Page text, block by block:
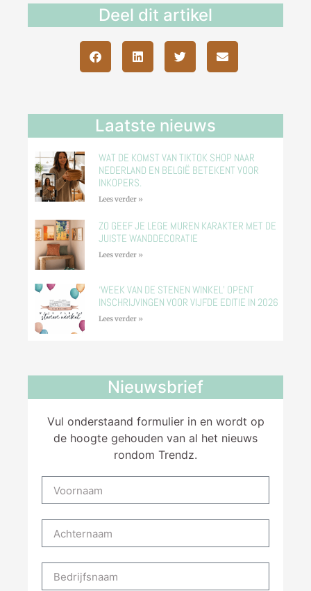
Deel dit artikel
Laatste nieuws
WAT DE KOMST VAN TIKTOK SHOP NAAR
NEDERLAND EN BELGIË BETEKENT VOOR
INKOPERS.
Lees verder »
ZO GEEF JE LEGE MUREN KARAKTER MET DE
JUISTE WANDDECORATIE
Lees verder »
‘WEEK VAN DE STENEN WINKEL’ OPENT
INSCHRIJVINGEN VOOR VIJFDE EDITIE IN 2026
Lees verder »
Nieuwsbrief
Vul onderstaand formulier in en wordt op
de hoogte gehouden van al het nieuws
rondom Trendz.